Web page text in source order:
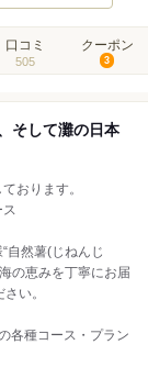
口コミ
505
クーポン
3
そして灘の日本
おります。
自然薯(じねんじ
の恵みを丁寧にお届
い。
各種コース・プラン